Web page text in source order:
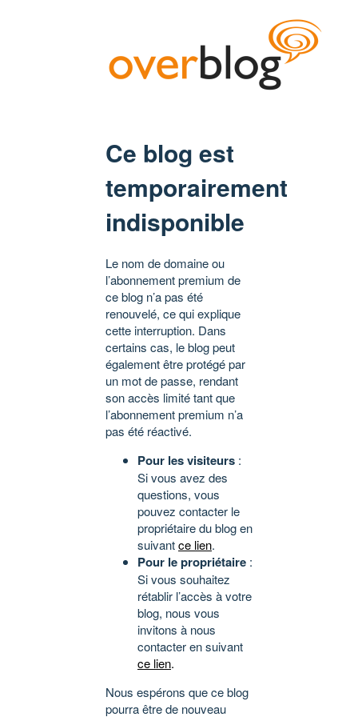
Ce blog est
temporairement
indisponible
Le nom de domaine ou
l’abonnement premium de
ce blog n’a pas été
renouvelé, ce qui explique
cette interruption. Dans
certains cas, le blog peut
également être protégé par
un mot de passe, rendant
son accès limité tant que
l’abonnement premium n’a
pas été réactivé.
Pour les visiteurs :
Si vous avez des
questions, vous
pouvez contacter le
propriétaire du blog en
suivantce lien.
Pour le propriétaire :
Si vous souhaitez
rétablir l’accès à votre
blog, nous vous
invitons à nous
contacter en suivant
ce lien.
Nous espérons que ce blog
pourra être de nouveau